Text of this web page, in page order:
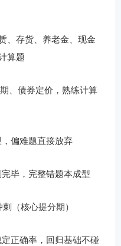
、存货、养老金、现金
算题
、债券定价，熟练计算
偏难题直接放弃
毕，完整错题本成型
（核心提分期）
正确率，回归基础不碰